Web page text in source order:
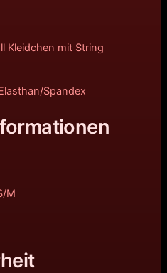
Kleidchen mit String
Spandex
M